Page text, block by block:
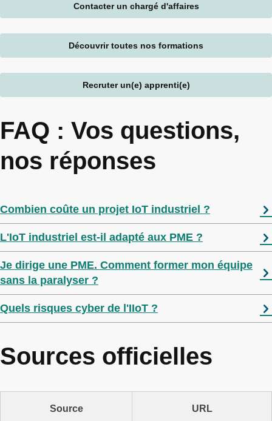
Contacter un chargé d'affaires
Découvrir toutes nos formations
Recruter un(e) apprenti(e)
FAQ : Vos questions,
nos réponses
Combien coûte un projet IoT industriel ?
L'IoT industriel est-il adapté aux PME ?
Je dirige une PME. Comment former mon équipe
sans la paralyser ?
Quels risques cyber de l'IIoT ?
Sources officielles
Source URL